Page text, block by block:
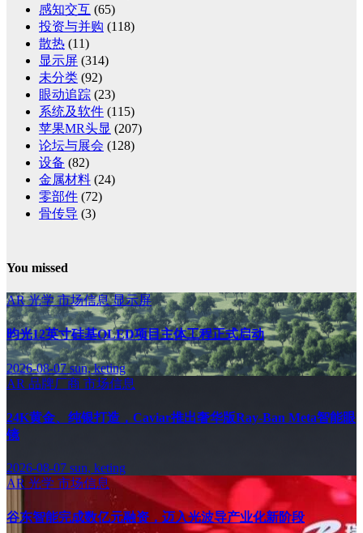
感知交互 (65)
投资与并购 (118)
散热 (11)
显示屏 (314)
未分类 (92)
眼动追踪 (23)
系统及软件 (115)
苹果MR头显 (207)
论坛与展会 (128)
设备 (82)
金属材料 (24)
零部件 (72)
骨传导 (3)
You missed
AR光学市场信息显示屏
昀光12英寸硅基OLED项目主体工程正式启动
2026-08-07sun, keting
AR 品牌厂商 市场信息
24K黄金、纯银打造，Caviar推出奢华版Ray-Ban Meta智能眼
镜
2026-08-07 sun, keting
AR 光学 市场信息
谷东智能完成数亿元融资，迈入光波导产业化新阶段